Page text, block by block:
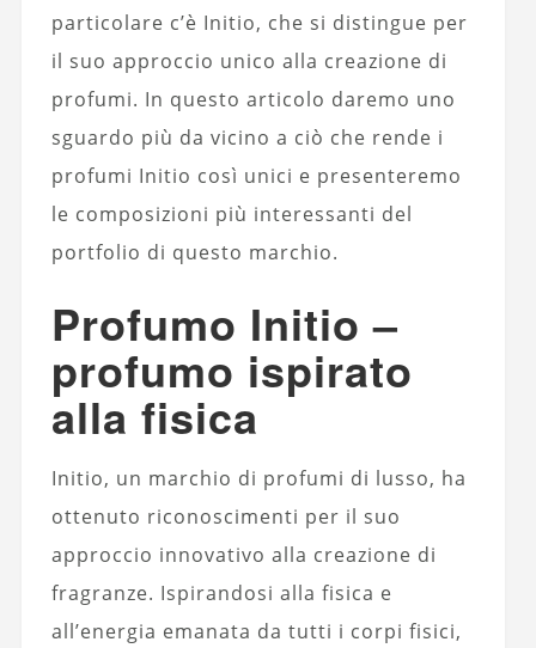
particolare c’è Initio, che si distingue per
il suo approccio unico alla creazione di
profumi. In questo articolo daremo uno
sguardo più da vicino a ciò che rende i
profumi Initio così unici e presenteremo
le composizioni più interessanti del
portfolio di questo marchio.
Profumo Initio –
profumo ispirato
alla fisica
Initio, un marchio di profumi di lusso, ha
ottenuto riconoscimenti per il suo
approccio innovativo alla creazione di
fragranze. Ispirandosi alla fisica e
all’energia emanata da tutti i corpi fisici,